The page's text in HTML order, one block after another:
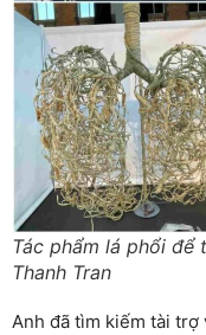
Tác phẩm lá phổi để
Thanh Tran
Anh đã tìm kiếm tài